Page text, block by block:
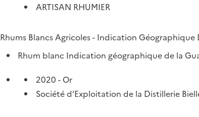
ARTISAN RHUMIER
Rhums Blancs Agricoles - Indication Géographique
Rhum blanc Indication géographique de la
2020 - Or
Société d’Exploitation de la Distillerie